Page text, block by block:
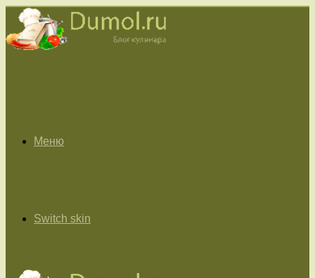
Меню
Switch skin